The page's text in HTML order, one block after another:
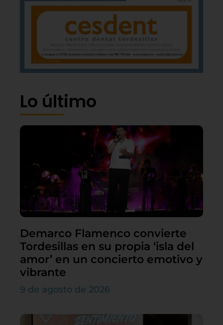
Lo último
Demarco Flamenco convierte
Tordesillas en su propia ‘isla del
amor’ en un concierto emotivo y
vibrante
9 de agosto de 2026